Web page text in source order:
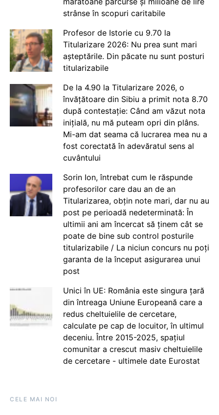
strânse în scopuri caritabile
Profesor de Istorie cu 9.70 la
Titularizare 2026: Nu prea sunt mari
așteptările. Din păcate nu sunt posturi
titularizabile
De la 4.90 la Titularizare 2026, o
învățătoare din Sibiu a primit nota 8.70
după contestație: Când am văzut nota
inițială, nu mă puteam opri din plâns.
Mi-am dat seama că lucrarea mea nu a
fost corectată în adevăratul sens al
cuvântului
Sorin Ion, întrebat cum le răspunde
profesorilor care dau an de an
Titularizarea, obțin note mari, dar nu au
post pe perioadă nedeterminată: În
ultimii ani am încercat să ținem cât se
poate de bine sub control posturile
titularizabile / La niciun concurs nu poți
garanta de la început asigurarea unui
post
Unici în UE: România este singura țară
din întreaga Uniune Europeană care a
redus cheltuielile de cercetare,
calculate pe cap de locuitor, în ultimul
deceniu. Între 2015-2025, spațiul
comunitar a crescut masiv cheltuielile
de cercetare - ultimele date Eurostat
CELE MAI NOI